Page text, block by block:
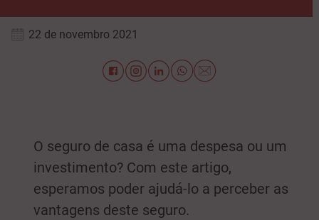
22 de novembro 2021
O seguro de casa é uma despesa ou um
investimento? Com este artigo,
esperamos poder ajudá-lo a perceber as
vantagens deste seguro.